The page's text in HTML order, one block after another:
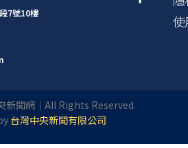
7號10樓
新聞網｜All Rights Reserved.
台灣中央新聞有限公司